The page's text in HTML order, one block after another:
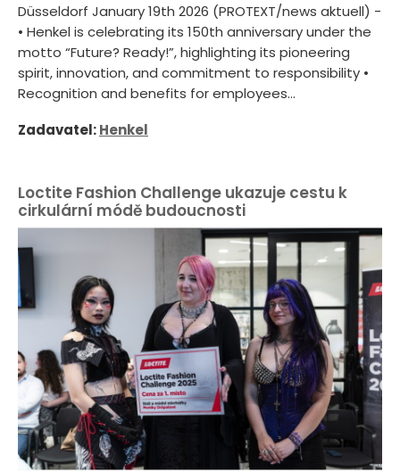
Düsseldorf January 19th 2026 (PROTEXT/news aktuell) -
• Henkel is celebrating its 150th anniversary under the
motto “Future? Ready!”, highlighting its pioneering
spirit, innovation, and commitment to responsibility •
Recognition and benefits for employees...
Zadavatel:Henkel
Loctite Fashion Challenge ukazuje cestu k
cirkulární módě budoucnosti